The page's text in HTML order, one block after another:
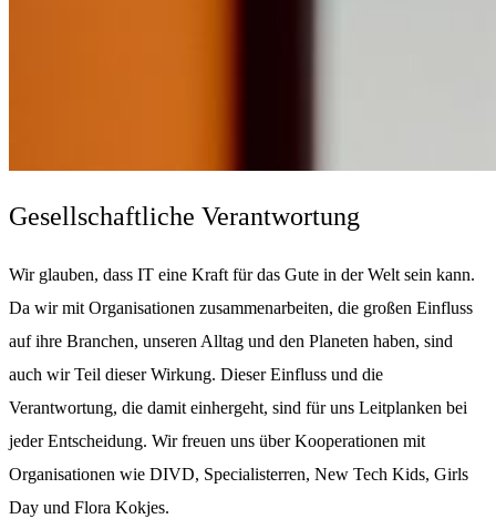
Gesellschaftliche Verantwortung
Wir glauben, dass IT eine Kraft für das Gute in der Welt sein kann.
Da wir mit Organisationen zusammenarbeiten, die großen Einfluss
auf ihre Branchen, unseren Alltag und den Planeten haben, sind
auch wir Teil dieser Wirkung. Dieser Einfluss und die
Verantwortung, die damit einhergeht, sind für uns Leitplanken bei
jeder Entscheidung. Wir freuen uns über Kooperationen mit
Organisationen wie DIVD, Specialisterren, New Tech Kids, Girls
Day und Flora Kokjes.